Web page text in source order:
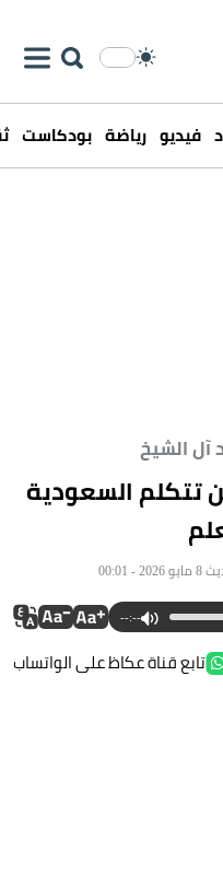
فيديو رياضة بودكاست
آل الشيخ
تتكلم السعودية
--:--
تابع قناة عكاظ على الواتساب